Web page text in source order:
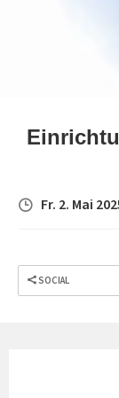
Fr. 2. Mai
SOCIAL